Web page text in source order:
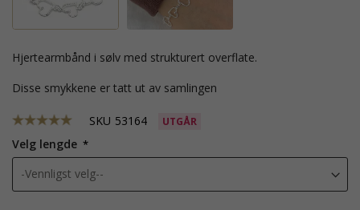
hjertearmbånd i sølv med strukturert overflate.
Disse smykkene er tatt ut av samlingen
SKU 53164 UTGÅR
Velg lengde